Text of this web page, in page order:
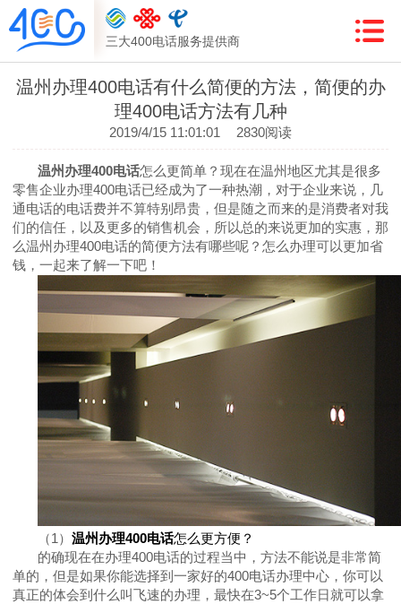
三大400电话服务提供商
温州办理400电话有什么简便的方法，简便的办
理400电话方法有几种
2019/4/15 11:01:01 2830阅读
温州办理400电话怎么更简单？现在在温州地区尤其是很多
零售企业办理400电话已经成为了一种热潮，对于企业来说，几
通电话的电话费并不算特别昂贵，但是随之而来的是消费者对我
们的信任，以及更多的销售机会，所以总的来说更加的实惠，那
么温州办理400电话的简便方法有哪些呢？怎么办理可以更加省
钱，一起来了解一下吧！
（1 ） 温州办理400电话怎么更方便？
的确现在在办理400电话的过程当中，方法不能说是非常简
单的，但是如果你能选择到一家好的400电话办理中心，你可以
真正的体会到什么叫飞速的办理，最快在3~5个工作日就可以拿